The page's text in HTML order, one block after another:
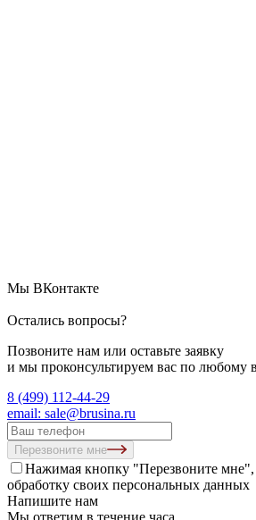
Мы ВКонтакте
Остались вопросы?
Позвоните нам или оставьте заявку
и мы проконсультируем вас по любому
8 (499) 112-44-29
email: sale@brusina.ru
Перезвоните мне
Нажимая кнопку "Перезвоните мне",
обработку своих персональных данных
Напишите нам
Мы ответим в течение часа